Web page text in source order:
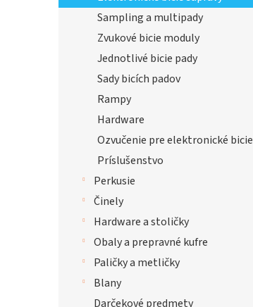
Sampling a multipady
Zvukové bicie moduly
Jednotlivé bicie pady
Sady bicích padov
Rampy
Hardware
Ozvučenie pre elektronické bicie
Príslušenstvo
Perkusie
Činely
Hardware a stoličky
Obaly a prepravné kufre
Paličky a metličky
Blany
Darčekové predmety